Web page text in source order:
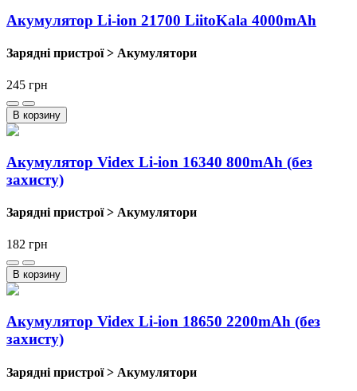
Акумулятор Li-ion 21700 LiitoKala 4000mAh
Зарядні пристрої > Акумулятори
245 грн
В корзину
Акумулятор Videx Li-ion 16340 800mAh (без
захисту)
Зарядні пристрої > Акумулятори
182 грн
В корзину
Акумулятор Videx Li-ion 18650 2200mAh (без
захисту)
Зарядні пристрої > Акумулятори